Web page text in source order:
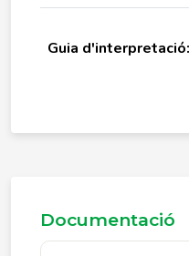
Guia d'interpretació:
Documentació